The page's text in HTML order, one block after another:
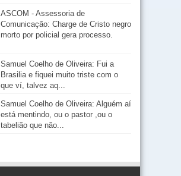
ASCOM - Assessoria de
Comunicação: Charge de Cristo negro
morto por policial gera processo.
Samuel Coelho de Oliveira: Fui a
Brasilia e fiquei muito triste com o
que ví, talvez aq...
Samuel Coelho de Oliveira: Alguém aí
está mentindo, ou o pastor ,ou o
tabelião que não...